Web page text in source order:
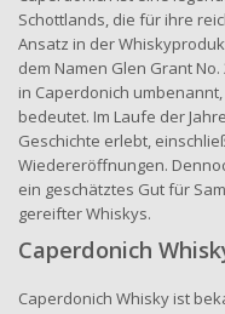
Schottlands, die für ihre
Ansatz in der
dem Namen Glen Grant
in Caperdonich
bedeutet. Im Laufe der
Geschichte erlebt,
Wiedereröffnungen.
ein geschätztes Gut für
gereifter Whiskys.
Caperdonich
Caperdonich Whisky ist